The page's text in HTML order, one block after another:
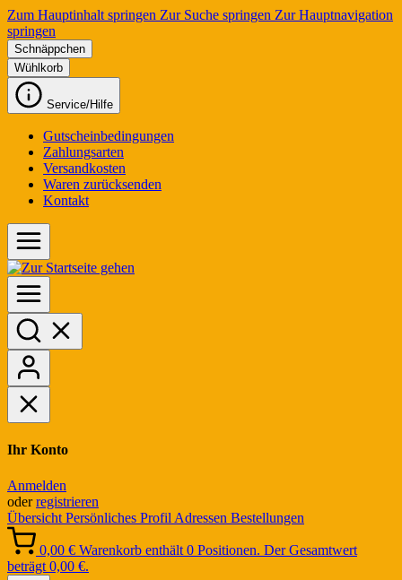
Zum Hauptinhalt springen Zur Suche springen Zur Hauptnavigation
springen
Schnäppchen
Wühlkorb
Service/Hilfe
Gutscheinbedingungen
Zahlungsarten
Versandkosten
Waren zurücksenden
Kontakt
Ihr Konto
Anmelden
oderregistrieren
Übersicht Persönliches Profil Adressen Bestellungen
0,00 € Warenkorb enthält 0 Positionen. Der Gesamtwert
beträgt 0,00 €.